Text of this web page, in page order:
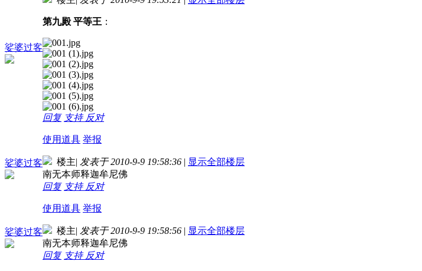
娑婆过客
第九殿 平等王 ：
回复 支持 反对
使用道具 举报
娑婆过客 楼主| 发表于 2010-9-9 19:58:36 | 显示全部楼层
南无本师释迦牟尼佛
回复 支持 反对
使用道具 举报
娑婆过客 楼主| 发表于 2010-9-9 19:58:56 | 显示全部楼层
南无本师释迦牟尼佛
回复 支持 反对